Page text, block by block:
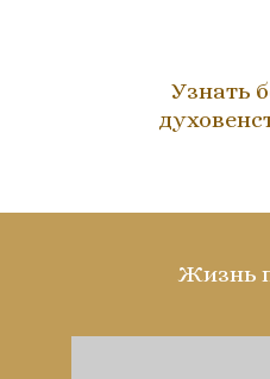
Узнать
Жизнь